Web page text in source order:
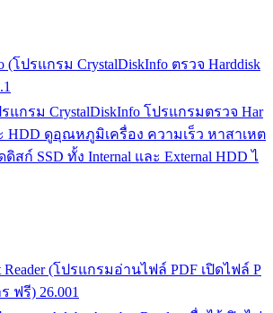
(โปรแกรม CrystalDiskInfo ตรวจ Harddisk
แกรม CrystalDiskInfo โปรแกรมตรวจ Har
HDD ดูอุณหภูมิเครื่อง ความเร็ว หาสาเหต
สก์ SSD ทั้ง Internal และ External HDD ไ
Reader (โปรแกรมอ่านไฟล์ PDF เปิดไฟล์ P
ฟรี) 26.001